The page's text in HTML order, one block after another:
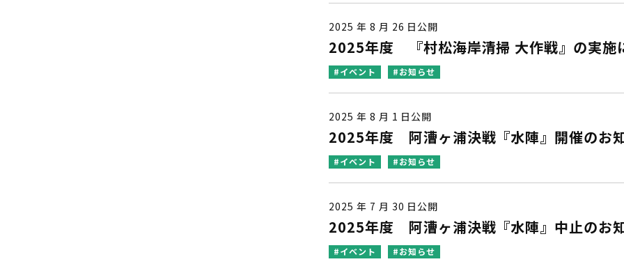
2025 年 8 月 26 日公開
2025年度 『村松海岸清掃 大作戦』の実施
#イベント #お知らせ
2025 年 8 月 1 日公開
2025年度 阿漕ヶ浦決戦『水陣』開催のお
#イベント #お知らせ
2025 年 7 月 30 日公開
2025年度 阿漕ヶ浦決戦『水陣』中止のお
#イベント #お知らせ